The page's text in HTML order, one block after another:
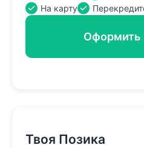
На карту
Оформить
Твоя Позика